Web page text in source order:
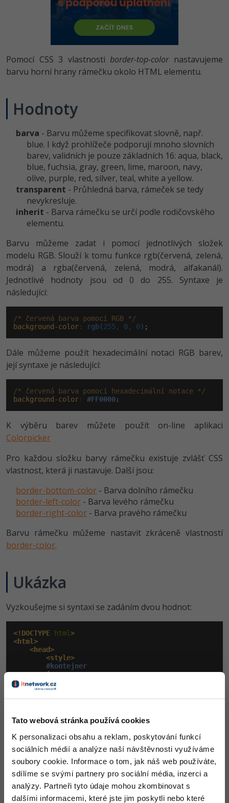
Tato webová stránka používá cookies
K personalizaci obsahu a reklam, poskytování funkcí
sociálních médií a analýze naší návštěvnosti využíváme
soubory cookie. Informace o tom, jak náš web používáte,
sdílíme se svými partnery pro sociální média, inzerci a
analýzy. Partneři tyto údaje mohou zkombinovat s
dalšími informacemi, které jste jim poskytli nebo které
HTML5, CSS3, Bootstrap, SEO
SQL a databáze
Testování a verzování
React
Spring
ASP.NET MVC
Django
Best practices
JavaScript
Python
UML a návrhové vzory
MySQL/MariaDB
MS-SQL
SQLite
Vývojář mobilních aplikací
Specialista na AI a bigdata
C# Game developer
Webdesigner
Tester
Systémový administrátor
Grafik / UX/UI návrhář
3D grafik
Projektový manažer
Databázový analytik
Copywriter
WordPress specialista
Python -80%
JavaScript -80%
PHP
-80%
Swift
Kotlin
C -80%
VB.NET
SQL
Návrh SW
Algoritmy -41%
Umělá inteligence (AI) -10%
Více
Digitální gramotnost
Marketing -30%
WordPress
-30%
UX
Business
Kryptoměny -25%
Copywriting -30%
MS Office
Google Dokumenty
Time management
Windows
Sítě
Kybernetická bezpečnost
Elektronický podpis
Fórum
-80%
Adobe Illustrator -80%
Adobe Lightroom -30%
Adobe InDesign
Adobe After Effects
Blender -80%
Inkscape
Fotografování
Video
Ostatní
Fórum
Příběhy absolventů
Blog
Pro firmy
Pomocí CSS 3 vlastnostiborder-top-colornastavujeme
barvu horní hrany rámečku okolo HTML elementu.
Hodnoty
barva - Barvu můžeme specifikovat slovně, např.
blue. I když prohlížeče podporují mnoho slovních
barev, validních je pouze základních 16: aqua, black,
blue, fuchsia, gray, green, lime, maroon, navy,
olive, purple, red, silver, teal, white a yellow.
transparent - Průhledná barva, rámeček se tedy
nevykresluje.
inherit - Barva rámečku se určí podle rodičovského
elementu.
Barvu můžeme zadat i pomocí jednotlivých složek
modelu RGB. Slouží k tomu funkce rgb(červená, zelená,
modrá) a rgba(červená, zelená, modrá, alfakanál).
Jednotlivé hodnoty jsou od 0 do 255. Syntaxe je
následující:
/* červená barva pomocí RGB */
background-color: rgb(255, 0, 0) ;
Dále můžeme použít hexadecimální notaci RGB barev,
její syntaxe je následující:
/* červená barva pomocí hexadecimální notace */
background-color: #FF0000;
K výběru barev můžete použít on-line aplikaci
Colorpicker
Pro každou složku barvy rámečku existuje zvlášť CSS
vlastnost, která ji nastavuje. Další jsou:
border-bottom-color - Barva dolního rámečku
border-left-color - Barva levého rámečku
border-right-color - Barva pravého rámečku
Barvu rámečku můžeme nastavit zkráceně vlastností
border-color.
Ukázka
Vyzkoušejme si syntaxi se zadáním dvou hodnot:
<!DOCTYPE html >
<html>
<head>
<style>
#kontejner
        {
border-top-color: cyan;
height: 100px;
</style>
</head>
<div id="kontejner">
</div>
</body>
</html>